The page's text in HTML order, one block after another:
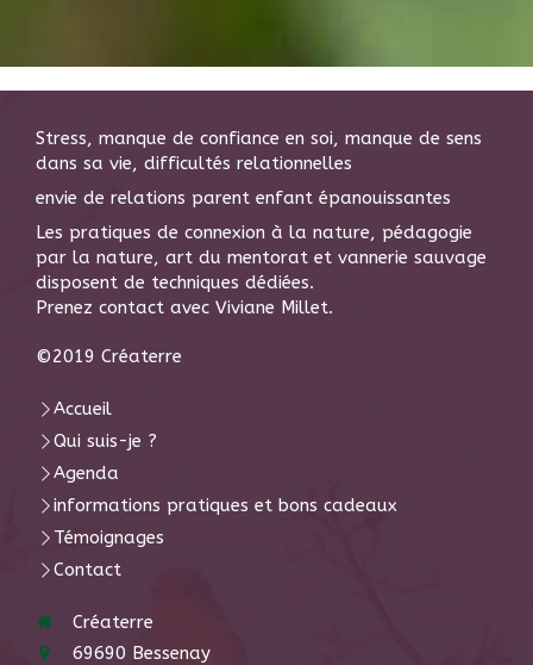
Stress, manque de confiance en soi, manque de sens
dans sa vie, difficultés relationnelles
envie de relations parent enfant épanouissantes
Les pratiques de connexion à la nature, pédagogie
par la nature, art du mentorat et vannerie sauvage
disposent de techniques dédiées.
Prenez contact avec Viviane Millet.
©2019 Créaterre
Accueil
Qui suis-je ?
Agenda
informations pratiques et bons cadeaux
Témoignages
Contact
Créaterre
69690 Bessenay